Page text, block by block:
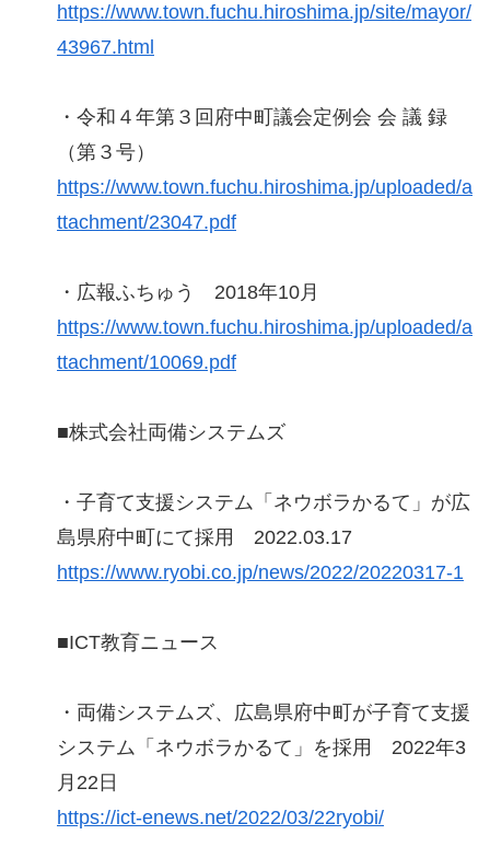
https://www.town.fuchu.hiroshima.jp/site/mayor/
43967.html
・令和４年第３回府中町議会定例会 会 議 録
（第３号）
https://www.town.fuchu.hiroshima.jp/uploaded/a
ttachment/23047.pdf
・広報ふちゅう 2018年10月
https://www.town.fuchu.hiroshima.jp/uploaded/a
ttachment/10069.pdf
■株式会社両備システムズ
・子育て支援システム「ネウボラかるて」が広
島県府中町にて採用 2022.03.17
https://www.ryobi.co.jp/news/2022/20220317-1
■ICT教育ニュース
・両備システムズ、広島県府中町が子育て支援
システム「ネウボラかるて」を採用 2022年3
月22日
https://ict-enews.net/2022/03/22ryobi/